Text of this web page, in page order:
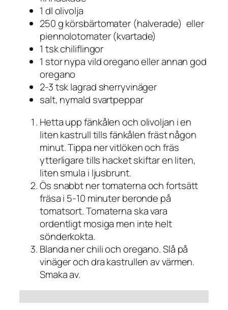
1 dl olivolja
250 g körsbärtomater (halverade) eller
piennolotomater (kvartade)
1 tsk chiliflingor
1 stor nypa vild oregano eller annan god
oregano
2-3 tsk lagrad sherryvinäger
salt, nymald svartpeppar
Hetta upp fänkålen och olivoljan i en
liten kastrull tills fänkålen fräst någon
minut. Tippa ner vitlöken och fräs
ytterligare tills hacket skiftar en liten,
liten smula i ljusbrunt.
Ös snabbt ner tomaterna och fortsätt
fräsa i 5-10 minuter beronde på
tomatsort. Tomaterna ska vara
ordentligt mosiga men inte helt
sönderkokta.
Blanda ner chili och oregano. Slå på
vinäger och dra kastrullen av värmen.
Smaka av.